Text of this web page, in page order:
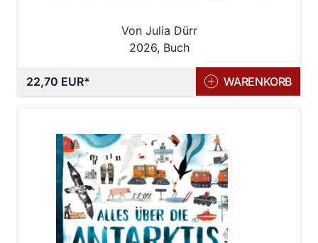
Von Julia Dürr
2026, Buch
22,70 EUR WARENKORB